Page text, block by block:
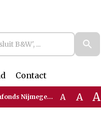
Contact
Nijmegen 2025 A A A